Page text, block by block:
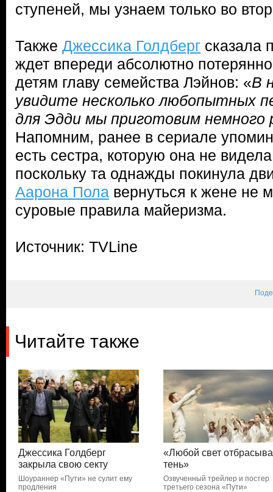
ступеней, мы узнаем только во
Также Джессика Голдберг сказала
ждет впереди абсолютно
детям главу семейства Лэйнов: «В
увидите несколько любопытных
для Эдди мы приготовим немного
Напомним, ранее в сериале
есть сестра, которую она не
поскольку та однажды покинула
Аарона Пола вернуться к жене не
суровые правила майеризма.
Источник: TVLine
Читайте также
Джессика Голдберг
закрыла свою секту
Шоураннер «Пути» не сулит ему
продления
«Любой свет
тень»
Озвученный трейлер и постер
третьего сезона «Пути»